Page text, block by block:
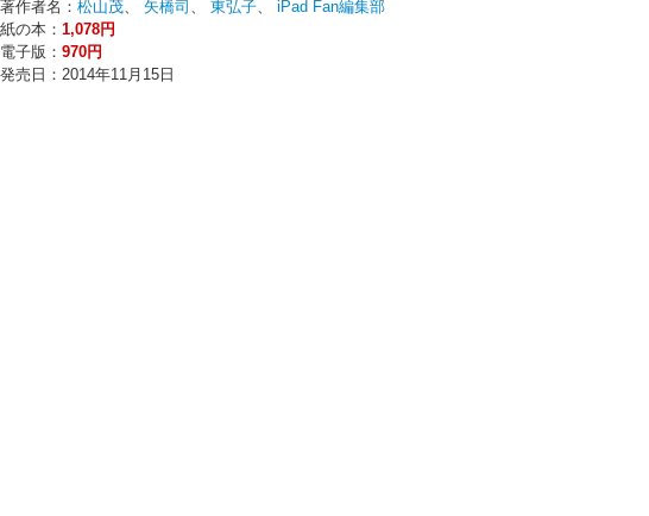
著作者名： 松山茂、 矢橋司 、 東弘子、 iPad Fan編集部
紙の本： 1,078円
電子版： 970円
発売日：2014年11月15日